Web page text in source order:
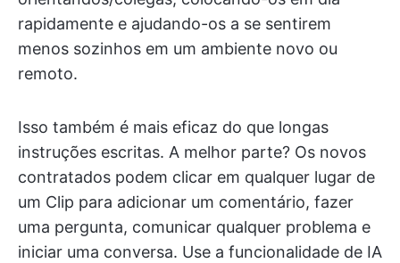
rapidamente e ajudando-os a se sentirem
menos sozinhos em um ambiente novo ou
remoto.
Isso também é mais eficaz do que longas
instruções escritas. A melhor parte? Os novos
contratados podem clicar em qualquer lugar de
um Clip para adicionar um comentário, fazer
uma pergunta, comunicar qualquer problema e
iniciar uma conversa. Use a funcionalidade de IA